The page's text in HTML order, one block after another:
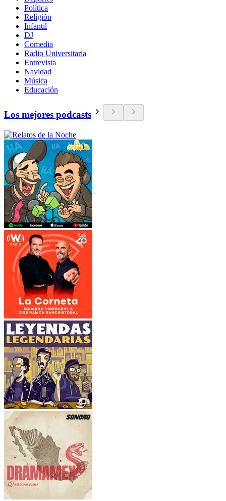
Política
Religión
Infantil
DJ
Comedia
Radio Universitaria
Entrevista
Navidad
Música
Educación
Los mejores podcasts